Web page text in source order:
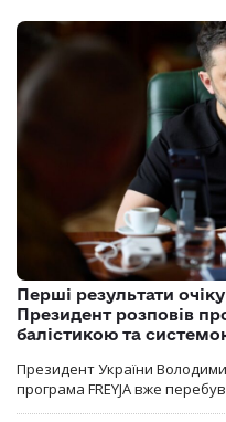
Перші результати
Президент розповів
балістикою та
Президент України
програма FREYJA вже